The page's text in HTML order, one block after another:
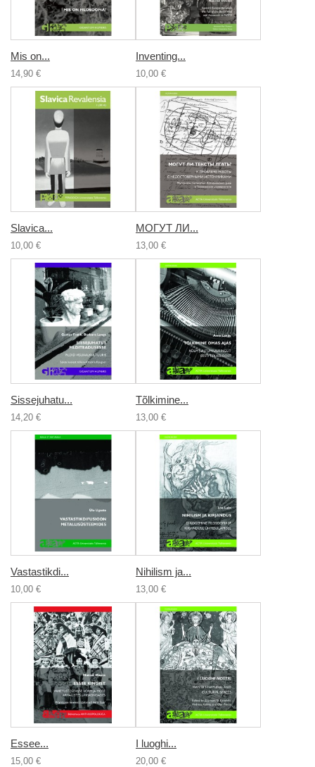
Mis on...
14,90 €
Inventing...
10,00 €
Slavica...
10,00 €
МОГУТ ЛИ...
13,00 €
Sissejuhatu...
14,20 €
Tõlkimine...
13,00 €
Vastastikdi...
10,00 €
Nihilism ja...
13,00 €
Essee...
15,00 €
I luoghi...
20,00 €